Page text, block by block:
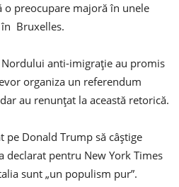
preocupare majoră în unele
Bruxelles.
Nordului anti-imigrație au promis
organiza un referendum
au renunțat la această retorică.
pe Donald Trump să câștige
declarat pentru New York Times
sunt „un populism pur”.